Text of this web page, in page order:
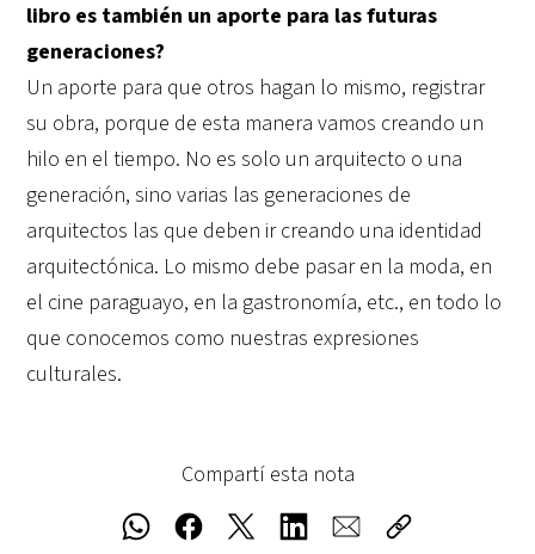
libro es también un aporte para las futuras
generaciones?
Un aporte para que otros hagan lo mismo, registrar
su obra, porque de esta manera vamos creando un
hilo en el tiempo. No es solo un arquitecto o una
generación, sino varias las generaciones de
arquitectos las que deben ir creando una identidad
arquitectónica. Lo mismo debe pasar en la moda, en
el cine paraguayo, en la gastronomía, etc., en todo lo
que conocemos como nuestras expresiones
culturales.
Compartí esta nota